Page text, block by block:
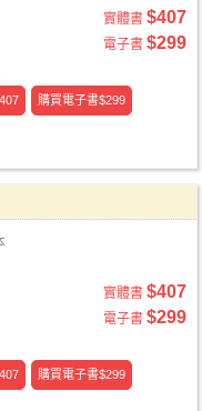
實體書 $407
電子書 $299
購買電子書$299
實體書 $407
電子書 $299
購買電子書$299